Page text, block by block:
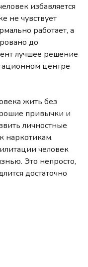
избавляется
не чувствует
работает, а
до
лучшее решение
центре
жить без
привычки и
личностные
наркотикам.
человек
Это непросто,
достаточно